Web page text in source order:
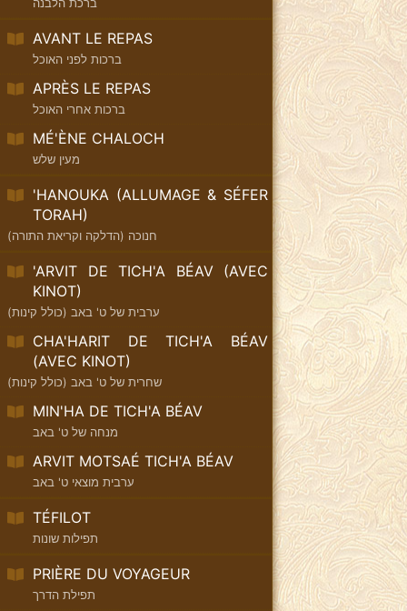
ברכת הלבנה
AVANT LE REPAS
ברכות לפני האוכל
APRÈS LE REPAS
ברכות אחרי האוכל
MÉ'ÈNE CHALOCH
מעין שלש
'HANOUKA (ALLUMAGE & SÉFER
TORAH)
חנוכה (הדלקה וקריאת התורה)
'ARVIT DE TICH'A BÉAV (AVEC
KINOT)
ערבית של ט' באב (כולל קינות)
CHA'HARIT DE TICH'A BÉAV
(AVEC KINOT)
שחרית של ט' באב (כולל קינות)
MIN'HA DE TICH'A BÉAV
מנחה של ט' באב
ARVIT MOTSAÉ TICH'A BÉAV
ערבית מוצאי ט' באב
TÉFILOT
תפילות שונות
PRIÈRE DU VOYAGEUR
תפילת הדרך